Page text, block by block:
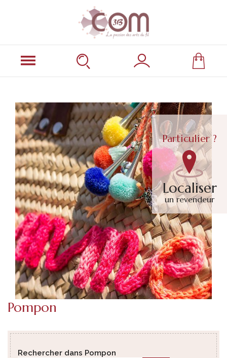
Particulier ?
Localiser
un revendeur
Pompon
Rechercher dans Pompon